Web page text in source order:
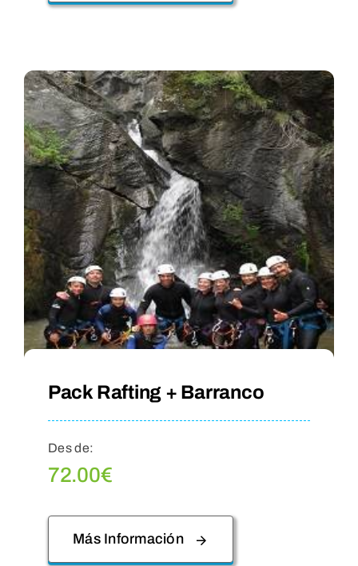
Pack Rafting + Barranco
Des de:
72.00€
Más Información